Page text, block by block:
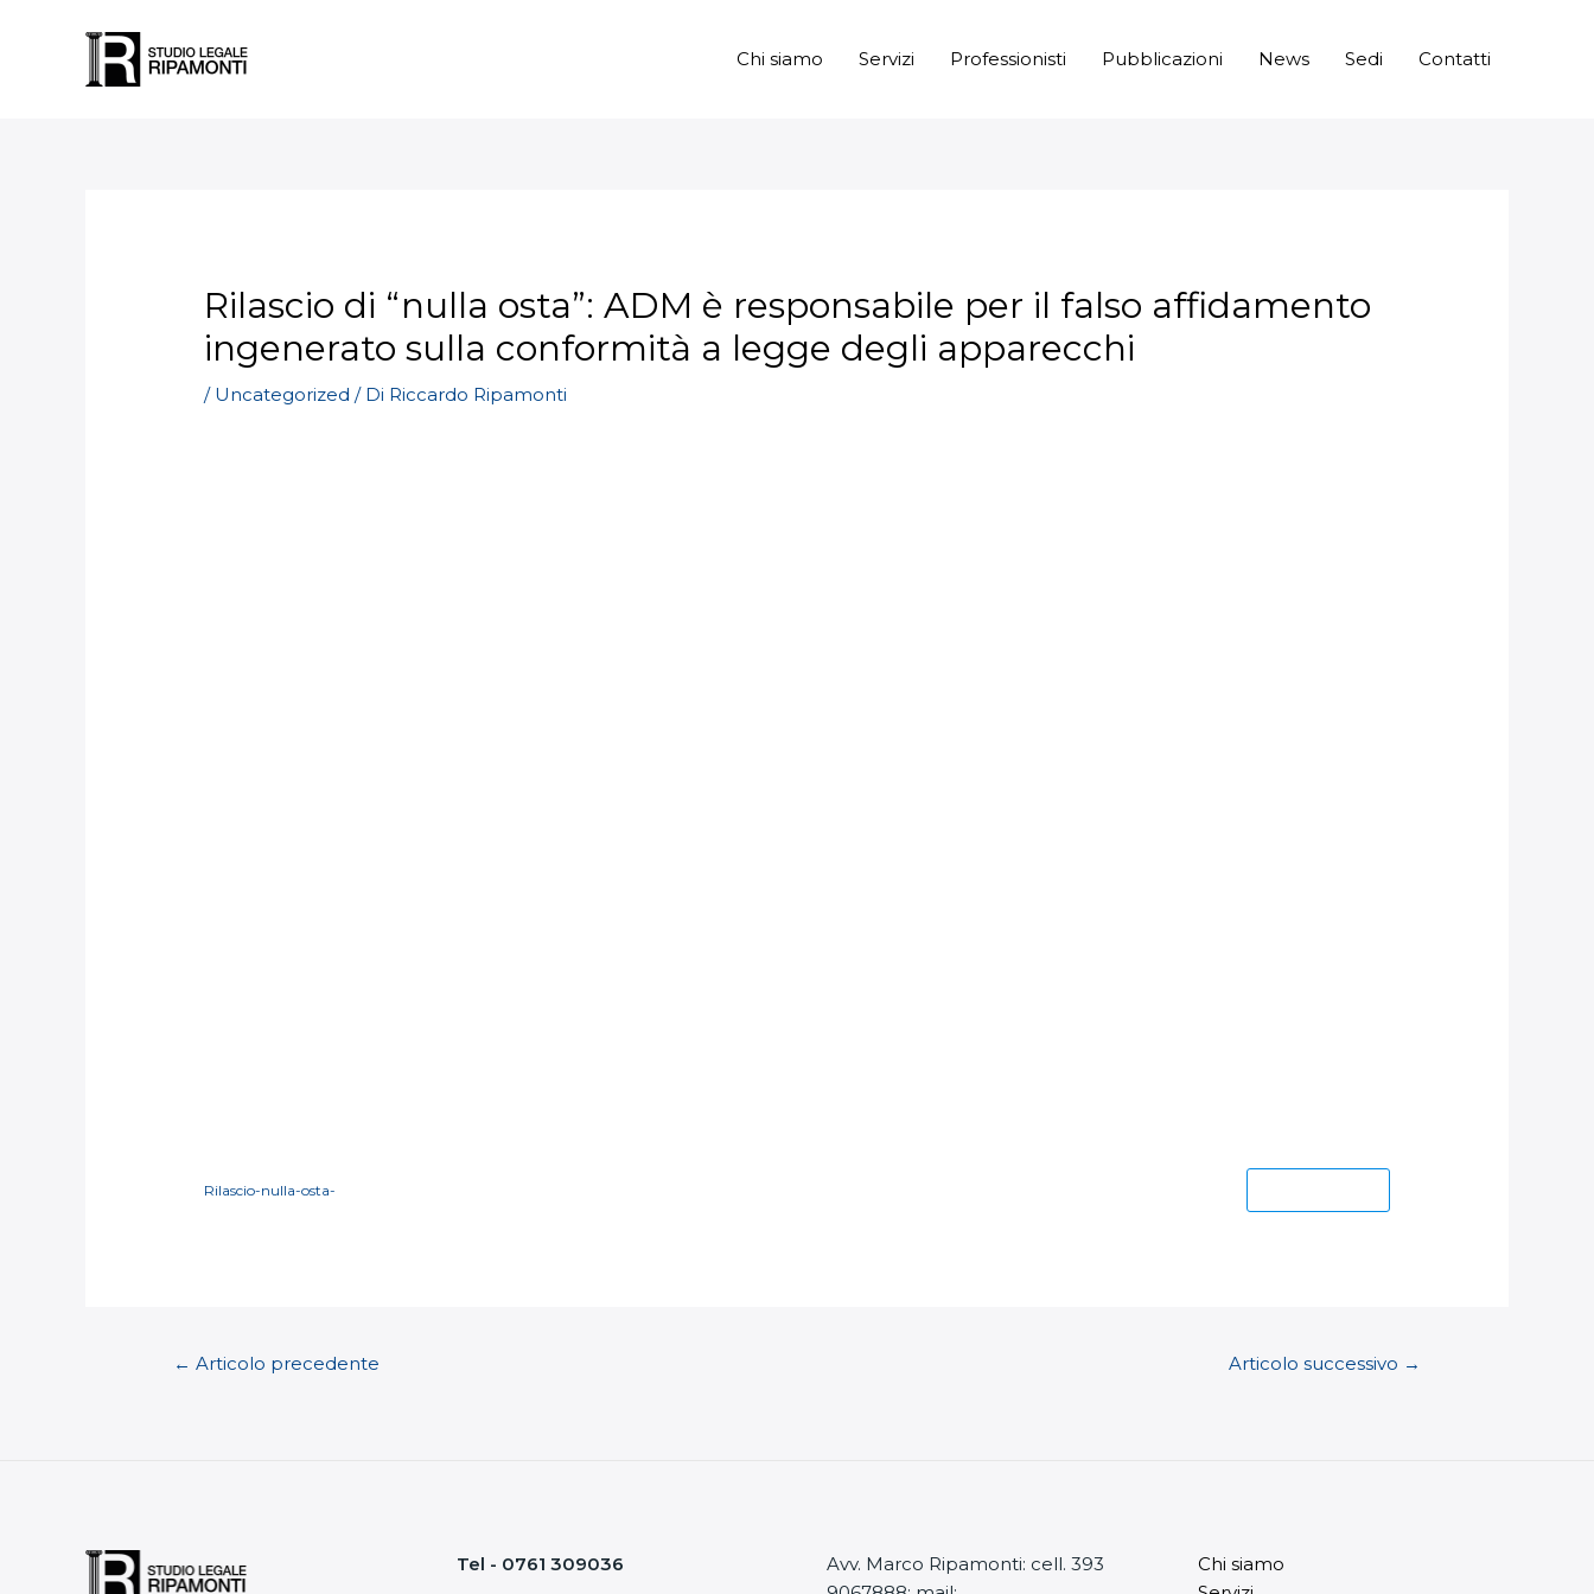
Chi siamo Servizi Professionisti Pubblicazioni News Sedi Contatti
Rilascio di “nulla osta”: ADM è responsabile per il falso affidamento
ingenerato sulla conformità a legge degli apparecchi
/ Uncategorized / Di Riccardo Ripamonti
Rilascio-nulla-osta-
← Articolo precedente Articolo successivo →
Tel - 0761 309036
Avv. Marco Ripamonti: cell. 393
Chi siamo